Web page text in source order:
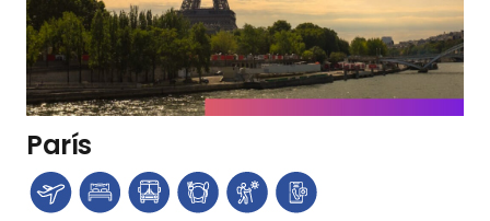
París